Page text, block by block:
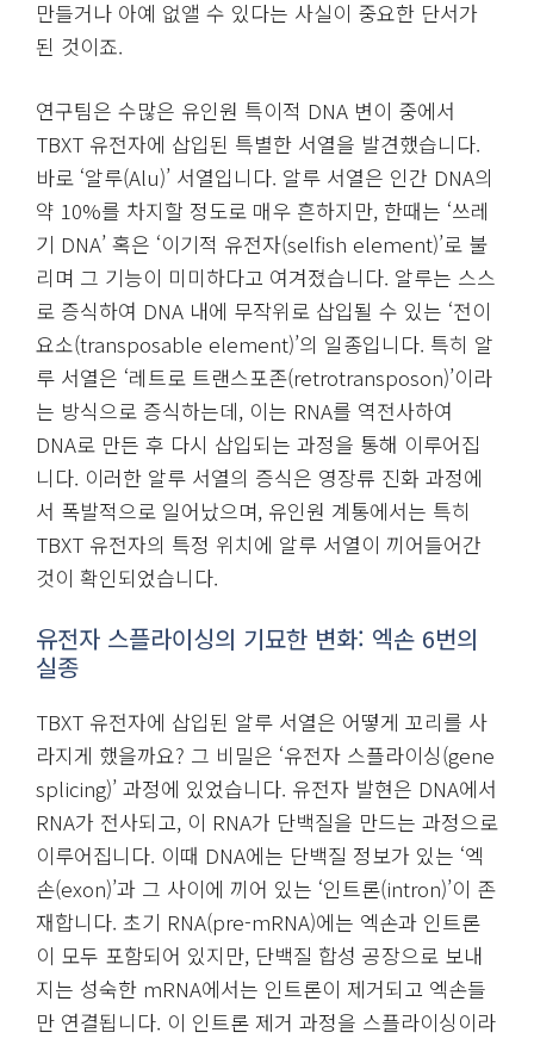
만들거나 아예 없앨 수 있다는 사실이 중요한 단서가
된 것이죠.
연구팀은 수많은 유인원 특이적 DNA 변이 중에서
TBXT 유전자에 삽입된 특별한 서열을 발견했습니다.
바로 ‘알루(Alu)’ 서열입니다. 알루 서열은 인간 DNA의
약 10%를 차지할 정도로 매우 흔하지만, 한때는 ‘쓰레
기 DNA’ 혹은 ‘이기적 유전자(selfish element)’로 불
리며 그 기능이 미미하다고 여겨졌습니다. 알루는 스스
로 증식하여 DNA 내에 무작위로 삽입될 수 있는 ‘전이
요소(transposable element)’의 일종입니다. 특히 알
루 서열은 ‘레트로 트랜스포존(retrotransposon)’이라
는 방식으로 증식하는데, 이는 RNA를 역전사하여
DNA로 만든 후 다시 삽입되는 과정을 통해 이루어집
니다. 이러한 알루 서열의 증식은 영장류 진화 과정에
서 폭발적으로 일어났으며, 유인원 계통에서는 특히
TBXT 유전자의 특정 위치에 알루 서열이 끼어들어간
것이 확인되었습니다.
유전자 스플라이싱의 기묘한 변화: 엑손 6번의
실종
TBXT 유전자에 삽입된 알루 서열은 어떻게 꼬리를 사
라지게 했을까요? 그 비밀은 ‘유전자 스플라이싱(gene
splicing)’ 과정에 있었습니다. 유전자 발현은 DNA에서
RNA가 전사되고, 이 RNA가 단백질을 만드는 과정으로
이루어집니다. 이때 DNA에는 단백질 정보가 있는 ‘엑
손(exon)’과 그 사이에 끼어 있는 ‘인트론(intron)’이 존
재합니다. 초기 RNA(pre-mRNA)에는 엑손과 인트론
이 모두 포함되어 있지만, 단백질 합성 공장으로 보내
지는 성숙한 mRNA에서는 인트론이 제거되고 엑손들
만 연결됩니다. 이 인트론 제거 과정을 스플라이싱이라